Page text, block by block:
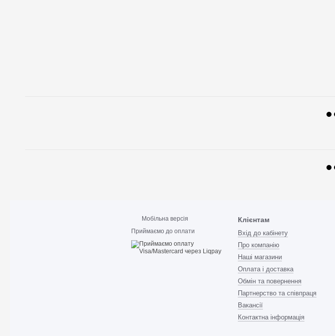
Мобільна версія
Приймаємо до оплати
Клієнтам
Вхід до кабінету
Про компанію
Наші магазини
Оплата і доставка
Обмін та повернення
Партнерство та співпраця
Вакансії
Контактна інформація